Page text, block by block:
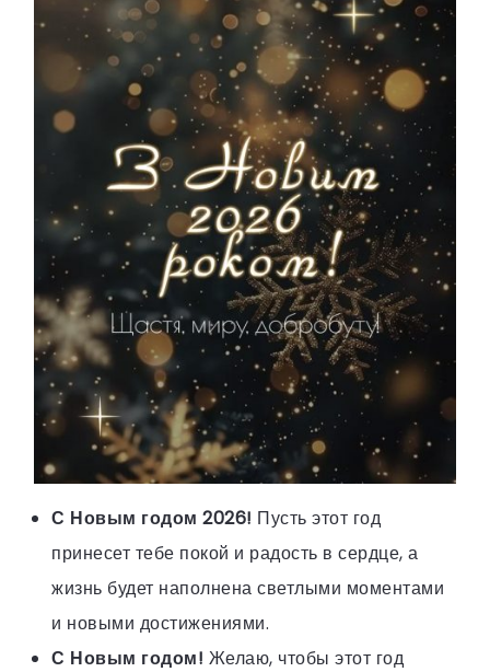
С Новым годом 2026! Пусть этот год
принесет тебе покой и радость в сердце, а
жизнь будет наполнена светлыми моментами
и новыми достижениями.
С Новым годом! Желаю, чтобы этот год